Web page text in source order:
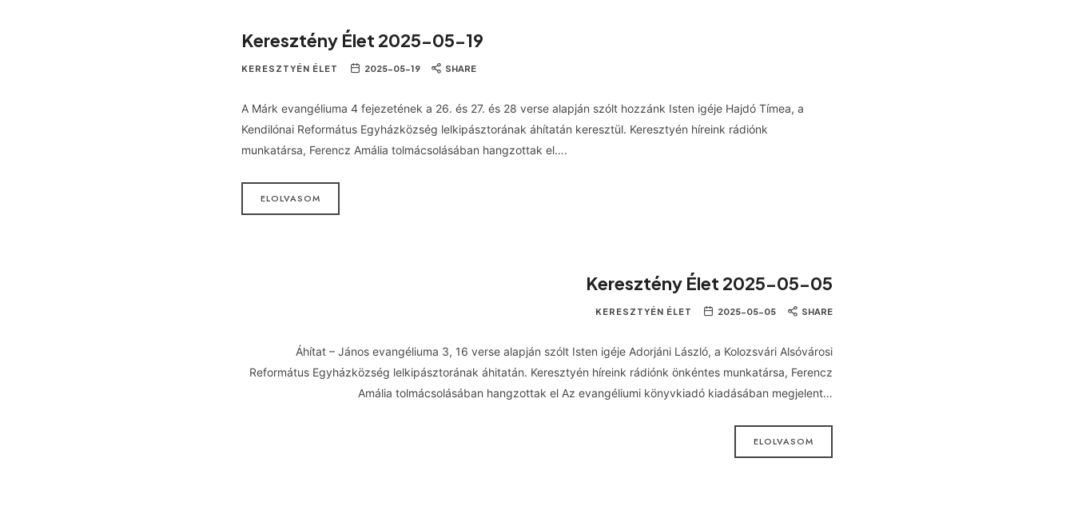
Keresztény Élet 2025-05-19
KERESZTYÉN ÉLET 2025-05-19 SHARE
A Márk evangéliuma 4 fejezetének a 26. és 27. és 28 verse alapján szólt hozzánk Isten igéje Hajdó Tímea, a
Kendilónai Református Egyházközség lelkipásztorának áhítatán keresztül. Keresztyén híreink rádiónk
munkatársa, Ferencz Amália tolmácsolásában hangzottak el….
ELOLVASOM
Keresztény Élet 2025-05-05
KERESZTYÉN ÉLET 2025-05-05 SHARE
Áhítat – János evangéliuma 3, 16 verse alapján szólt Isten igéje Adorjáni László, a Kolozsvári Alsóvárosi
Református Egyházközség lelkipásztorának áhitatán. Keresztyén híreink rádiónk önkéntes munkatársa, Ferencz
Amália tolmácsolásában hangzottak el Az evangéliumi könyvkiadó kiadásában megjelent…
ELOLVASOM